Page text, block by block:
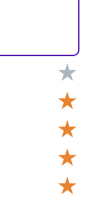
★
★
★
★
★